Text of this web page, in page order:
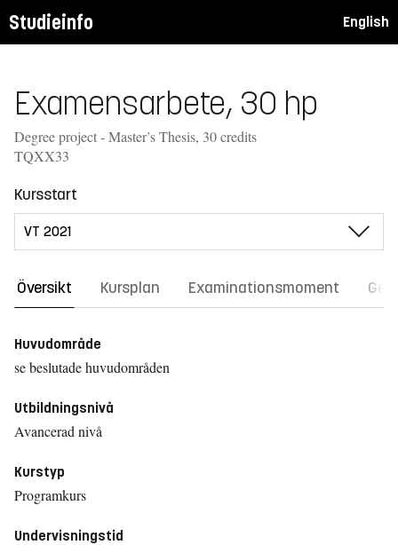
Studieinfo English
Examensarbete, 30 hp
Degree project - Master’s Thesis, 30 credits
TQXX33
Kursstart
Översikt Kursplan Examinationsmoment
Huvudområde
se beslutade huvudområden
Utbildningsnivå
Avancerad nivå
Kurstyp
Programkurs
Undervisningstid